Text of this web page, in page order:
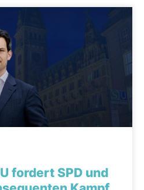
fordert SPD und